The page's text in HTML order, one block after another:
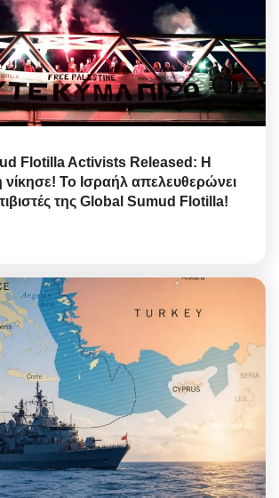
Flotilla Activists Released: Η
νίκησε! Το Ισραήλ απελευθερώνει
της Global Sumud Flotilla!